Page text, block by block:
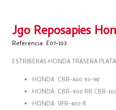
Jgo Reposapies
Referencia: E07-103
ESTRIBERAS HONDA TRASERA PLATA
HONDA: CBR-600 93-98'
HONDA: CBR-900 RR,CBR-
HONDA: VFR-400 R